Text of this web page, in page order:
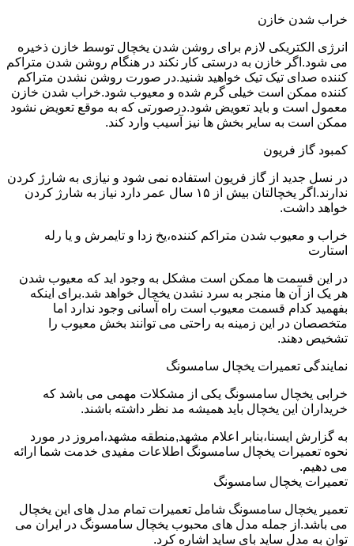
خراب شدن خازن
انرژی الکتریکی لازم برای روشن شدن یخچال توسط خازن ذخیره
می شود.اگر خازن به درستی کار نکند در هنگام روشن شدن متراکم
کننده صدای تیک تیک خواهید شنید.در صورت روشن نشدن متراکم
کننده ممکن است خیلی گرم شده و معیوب شود.خراب شدن خازن
معمول است و باید تعویض شود.درصورتی که به موقع تعویض نشود
ممکن است به سایر بخش ها نیز آسیب وارد کند.
کمبود گاز فریون
در نسل جدید از گاز فریون استفاده نمی شود و نیازی به شارژ کردن
ندارند.اگر یخچالتان بیش از ۱۵ سال عمر دارد نیاز به شارژ کردن
خواهد داشت.
خراب و معیوب شدن متراکم کننده،یخ زدا و تایمرش و یا رله
استارت
در این قسمت ها ممکن است مشکل به وجود اید که معیوب شدن
هر یک از آن ها منجر به سرد نشدن یخچال خواهد شد.برای اینکه
بفهمید کدام قسمت معیوب است راه آسانی وجود ندارد اما
متخصصان در این زمینه به راحتی می توانند بخش معیوب را
تشخیص دهند.
نمایندگی تعمیرات یخچال سامسونگ
خرابی یخچال سامسونگ یکی از مشکلات مهمی می باشد که
خریداران این یخچال باید همیشه مد نظر داشته باشند.
به گزارش ایسنا،بنابر اعلام مشهد,منطقه مشهد،امروز در مورد
نحوه تعمیرات یخچال سامسونگ اطلاعات مفیدی خدمت شما ارائه
می دهیم.
تعمیرات یخچال سامسونگ
تعمیر یخچال سامسونگ شامل تعمیرات تمام مدل های این یخچال
می باشد.از جمله مدل های محبوب یخچال سامسونگ در ایران می
توان به مدل ساید بای ساید اشاره کرد.